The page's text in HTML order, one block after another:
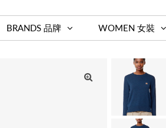
BRANDS 品牌 WOMEN 女裝